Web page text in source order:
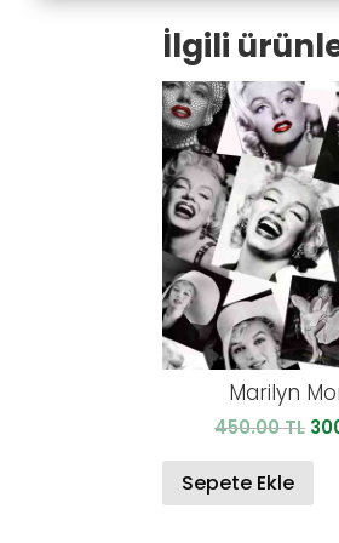
İlgili
Marilyn
450.00TL
Sepete Ekle